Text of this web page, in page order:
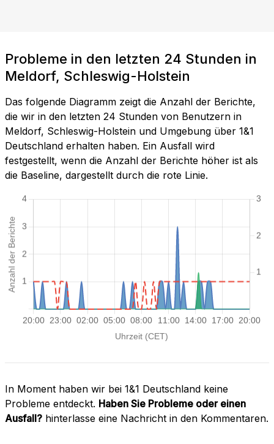
Probleme in den letzten 24 Stunden in
Meldorf, Schleswig-Holstein
Das folgende Diagramm zeigt die Anzahl der Berichte,
die wir in den letzten 24 Stunden von Benutzern in
Meldorf, Schleswig-Holstein und Umgebung über 1&1
Deutschland erhalten haben. Ein Ausfall wird
festgestellt, wenn die Anzahl der Berichte höher ist als
die Baseline, dargestellt durch die rote Linie.
In Moment haben wir bei 1&1 Deutschland keine
Probleme entdeckt. Haben Sie Probleme oder einen
Ausfall? hinterlasse eine Nachricht in den Kommentaren.